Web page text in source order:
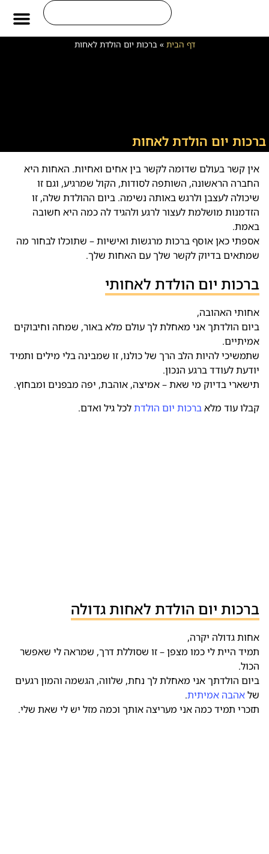
דף הבית »ברכות יום הולדת לאחות
ברכות יום הולדת לאחות
אין קשר בעולם שדומה לקשר בין אחים ואחיות. האחות היא
החברה הראשונה, השותפה לסודות, הקול שמרגיע, וגם זו
שיכולה לעצבן ולרגש באותה נשימה. ביום ההולדת שלה, זו
הזדמנות מושלמת לעצור לרגע ולהגיד לה כמה היא חשובה
באמת.
אספתי כאן אוסף ברכות מרגשות ואישיות – שתוכלו לבחור מה
שמתאים בדיוק לקשר שלך עם האחות שלך.
ברכות יום הולדת לאחותי
אחותי האהובה,
ביום הולדתך אני מאחלת לך עולם מלא באור, שמחה וחיבוקים
אמיתיים.
שתמשיכי להיות הלב הרך של כולנו, זו שמבינה בלי מילים ותמיד
יודעת לעודד ברגע הנכון.
תישארי בדיוק מי שאת – אמיצה, אוהבת, יפה מבפנים ומבחוץ.
קבלו עוד מלאברכות יום הולדתלכל גיל ואדם.
ברכות יום הולדת לאחות גדולה
אחות גדולה יקרה,
תמיד היית לי כמו מצפן – זו שסוללת דרך, שמראה לי שאפשר
הכול.
ביום הולדתך אני מאחלת לך נחת, שלווה, הגשמה והמון רגעים
שלאהבה אמיתית.
תזכרי תמיד כמה אני מעריצה אותך וכמה מזל יש לי שאת שלי.